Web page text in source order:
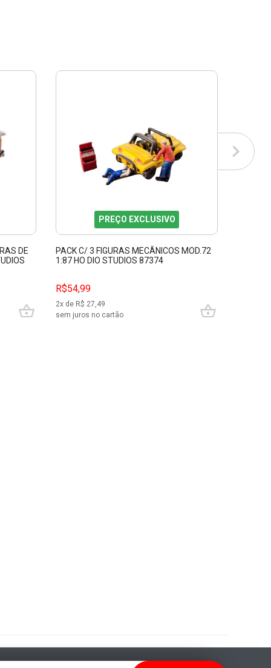
DE
PREÇO EXCLUSIVO
PACK C/ 3 FIGURAS MECÂNICOS MOD.72
1:87 HO DIO STUDIOS 87374
R$54,99
2x de R$ 27,49
sem juros no cartão